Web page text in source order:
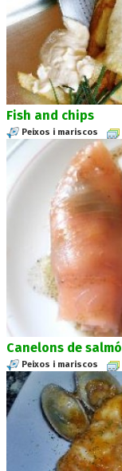
Fish and chips
Peixos i mariscos
Canelons de salmó
Peixos i mariscos